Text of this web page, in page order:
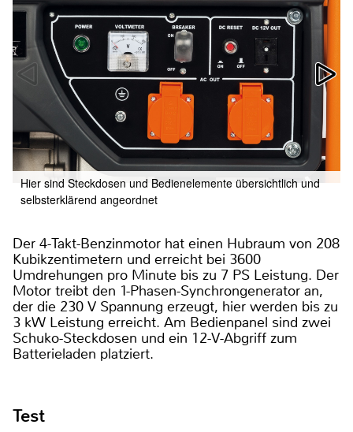
Hier sind Steckdosen und Bedienelemente übersichtlich und
selbsterklärend angeordnet
Der 4-Takt-Benzinmotor hat einen Hubraum von 208
Kubikzentimetern und erreicht bei 3600
Umdrehungen pro Minute bis zu 7 PS Leistung. Der
Motor treibt den 1-Phasen-Synchrongenerator an,
der die 230 V Spannung erzeugt, hier werden bis zu
3 kW Leistung erreicht. Am Bedienpanel sind zwei
Schuko-Steckdosen und ein 12-V-Abgriff zum
Batterieladen platziert.
Test